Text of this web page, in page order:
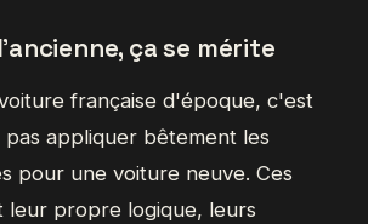
ça se mérite
française d'époque, c'est
appliquer bêtement les
pour une voiture neuve. Ces
leur propre logique, leurs